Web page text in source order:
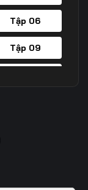
Tập 06
Tập 09